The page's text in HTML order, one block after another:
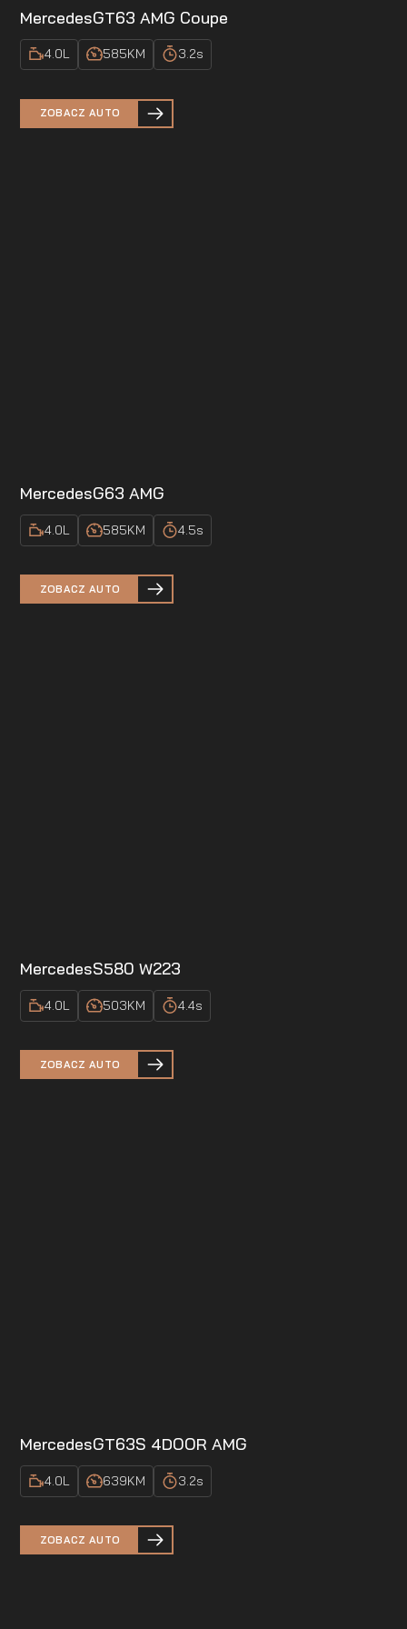
MercedesGT63 AMG Coupe
4.0L 585KM 3.2s
ZOBACZ AUTO
MercedesG63 AMG
4.0L 585KM 4.5s
ZOBACZ AUTO
MercedesS580 W223
4.0L 503KM 4.4s
ZOBACZ AUTO
MercedesGT63S 4DOOR AMG
4.0L 639KM 3.2s
ZOBACZ AUTO